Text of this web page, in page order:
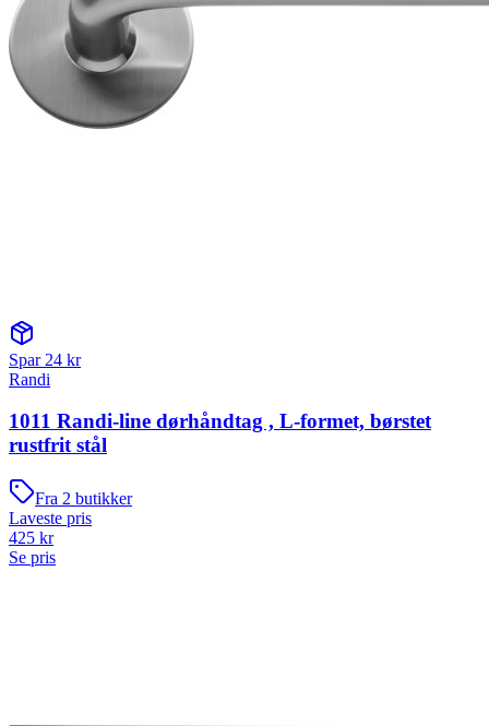
Spar 24 kr
Randi
1011 Randi-line dørhåndtag , L-formet, børstet
rustfrit stål
Fra 2 butikker
Laveste pris
425 kr
Se pris